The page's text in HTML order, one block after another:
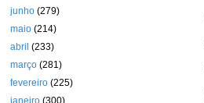
junho(279)
maio(214)
abril(233)
março(281)
fevereiro(225)